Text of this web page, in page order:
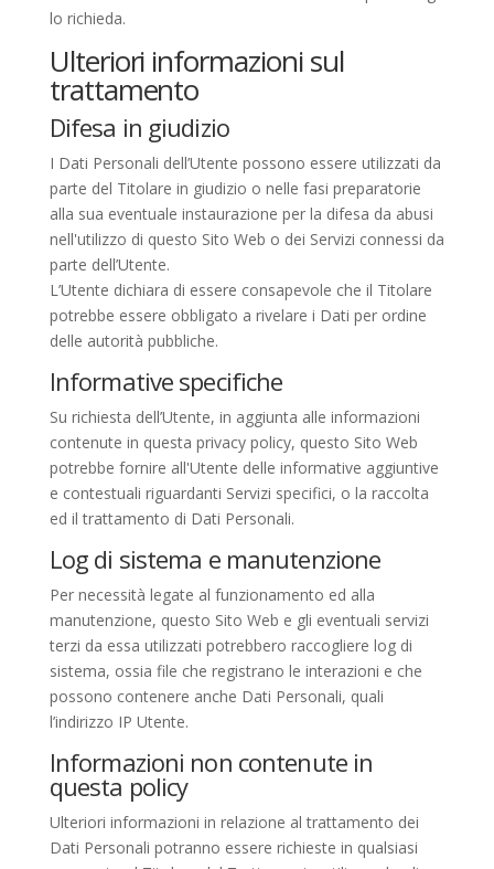
lo richieda.
Ulteriori informazioni sul
trattamento
Difesa in giudizio
I Dati Personali dell’Utente possono essere utilizzati da
parte del Titolare in giudizio o nelle fasi preparatorie
alla sua eventuale instaurazione per la difesa da abusi
nell'utilizzo di questo Sito Web o dei Servizi connessi da
parte dell’Utente.
L’Utente dichiara di essere consapevole che il Titolare
potrebbe essere obbligato a rivelare i Dati per ordine
delle autorità pubbliche.
Informative specifiche
Su richiesta dell’Utente, in aggiunta alle informazioni
contenute in questa privacy policy, questo Sito Web
potrebbe fornire all'Utente delle informative aggiuntive
e contestuali riguardanti Servizi specifici, o la raccolta
ed il trattamento di Dati Personali.
Log di sistema e manutenzione
Per necessità legate al funzionamento ed alla
manutenzione, questo Sito Web e gli eventuali servizi
terzi da essa utilizzati potrebbero raccogliere log di
sistema, ossia file che registrano le interazioni e che
possono contenere anche Dati Personali, quali
l’indirizzo IP Utente.
Informazioni non contenute in
questa policy
Ulteriori informazioni in relazione al trattamento dei
Dati Personali potranno essere richieste in qualsiasi